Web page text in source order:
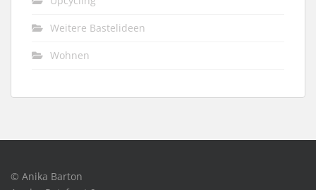
Weitere Bastelideen
Wohnen
© Anika Barton